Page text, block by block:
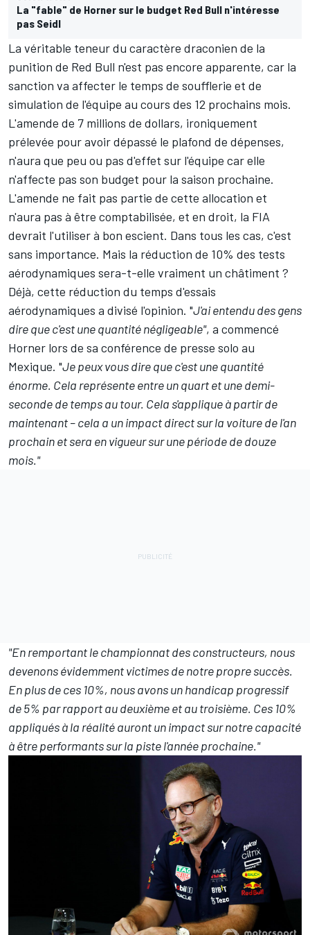
La "fable" de Horner sur le budget Red Bull n'intéresse
pas Seidl
La véritable teneur du caractère draconien de la
punition de Red Bull n'est pas encore apparente, car la
sanction va affecter le temps de soufflerie et de
simulation de l'équipe au cours des 12 prochains mois.
L'amende de 7 millions de dollars, ironiquement
prélevée pour avoir dépassé le plafond de dépenses,
n'aura que peu ou pas d'effet sur l'équipe car elle
n'affecte pas son budget pour la saison prochaine.
L'amende ne fait pas partie de cette allocation et
n'aura pas à être comptabilisée, et en droit, la FIA
devrait l'utiliser à bon escient. Dans tous les cas, c'est
sans importance. Mais la réduction de 10% des tests
aérodynamiques sera-t-elle vraiment un châtiment ?
Déjà, cette réduction du temps d'essais
aérodynamiques a divisé l'opinion. "J'ai entendu des gens
dire que c'est une quantité négligeable", a commencé
Horner lors de sa conférence de presse solo au
Mexique. "Je peux vous dire que c'est une quantité
énorme. Cela représente entre un quart et une demi-
seconde de temps au tour. Cela s'applique à partir de
maintenant – cela a un impact direct sur la voiture de l'an
prochain et sera en vigueur sur une période de douze
mois."
"En remportant le championnat des constructeurs, nous
devenons évidemment victimes de notre propre succès.
En plus de ces 10%, nous avons un handicap progressif
de 5% par rapport au deuxième et au troisième. Ces 10%
appliqués à la réalité auront un impact sur notre capacité
à être performants sur la piste l'année prochaine."